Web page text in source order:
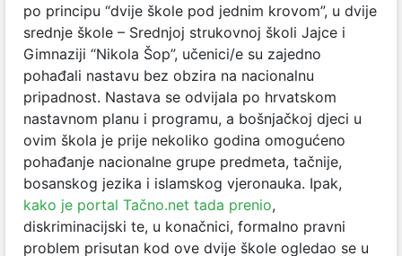
po principu “dvije škole pod jednim krovom”, u dvije
srednje škole – Srednjoj strukovnoj školi Jajce i
Gimnaziji “Nikola Šop”, učenici/e su zajedno
pohađali nastavu bez obzira na nacionalnu
pripadnost. Nastava se odvijala po hrvatskom
nastavnom planu i programu, a bošnjačkoj djeci u
ovim škola je prije nekoliko godina omogućeno
pohađanje nacionalne grupe predmeta, tačnije,
bosanskog jezika i islamskog vjeronauka. Ipak,
kako je portal Tačno.net tada prenio,
diskriminacijski te, u konačnici, formalno pravni
problem prisutan kod ove dvije škole ogledao se u